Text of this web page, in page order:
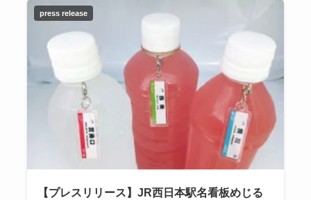
press release
【プレスリリース】JR西日本駅名看板めじる